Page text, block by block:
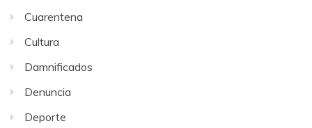
Cuarentena
Cultura
Damnificados
Denuncia
Deporte